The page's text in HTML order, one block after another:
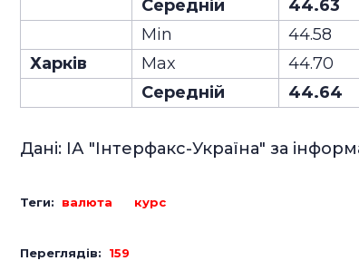
Середній
44.63
Min
44.58
Харків
Max 44.70
Середній
44.64
Дані: ІА "Інтерфакс-Україна" за
Теги: валюта курс
Переглядів: 159